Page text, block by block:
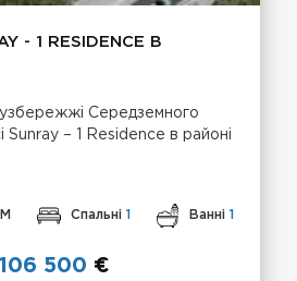
- 1 RESIDENCE В
узбережжі Середземного
Sunray – 1 Residence в районі
М Спальні Ванні
106 500 €